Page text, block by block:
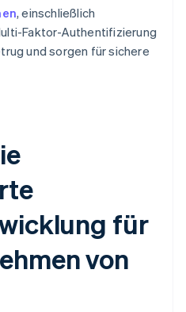
, einschließlich
Faktor-Authentifizierung
und sorgen für sichere
für
von